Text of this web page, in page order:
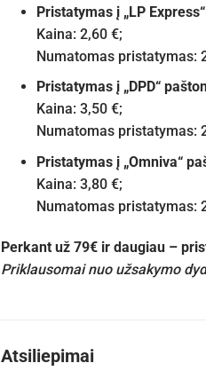
Pristatymas į „LP
Kaina: 2,60 €;
Numatomas pristatymas:
Pristatymas į „DPD“
Kaina: 3,50 €;
Numatomas pristatymas:
Pristatymas į „Omniva“
Kaina: 3,80 €;
Numatomas pristatymas:
Perkant už 79€ ir daugiau –
Priklausomai nuo užsakymo
Atsiliepimai